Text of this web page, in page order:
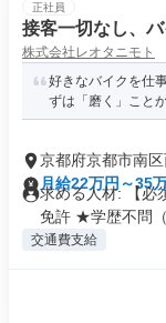
正社員
接客一切なし、
株式会社レオタニモト
好きなバイクを仕
ずは「磨く」こと
京都府京都市南
月給22万円～35
求める人材: 【必
免許 ★学歴不問（
交通費支給